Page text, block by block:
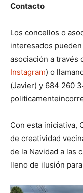
Contacto
Los concellos o
interesados
asociación a través
Instagram) o
(Javier) y 684 260
Con esta iniciativa,
de creatividad
de la Navidad a las
lleno de ilusión